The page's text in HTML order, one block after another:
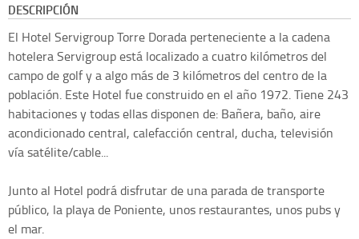
DESCRIPCIÓN
El Hotel Servigroup Torre Dorada perteneciente a la cadena
hotelera Servigroup está localizado a cuatro kilómetros del
campo de golf y a algo más de 3 kilómetros del centro de la
población. Este Hotel fue construido en el año 1972. Tiene 243
habitaciones y todas ellas disponen de: Bañera, baño, aire
acondicionado central, calefacción central, ducha, televisión
vía satélite/cable...
Junto al Hotel podrá disfrutar de una parada de transporte
público, la playa de Poniente, unos restaurantes, unos pubs y
el mar.